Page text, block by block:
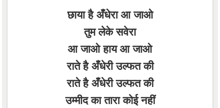
छाया है अँधेरा आ जाओ
तुम लेके सवेरा
आ जाओ हाय आ जाओ
राते है अँधेरी उल्फत की
राते है अँधेरी उल्फत की
उम्मीद का तारा कोई नहीं